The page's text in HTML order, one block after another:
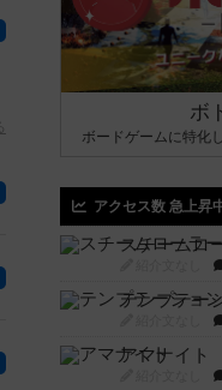
ボ
ボードゲームに特化
アクセス数 急上昇
スチームロ
テンプテー
アマナイト